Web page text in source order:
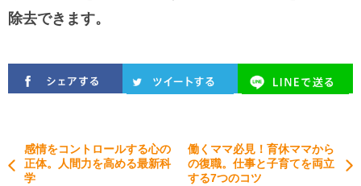
除去できます。
感情をコントロールする心の
正体。人間力を高める最新科
学
働くママ必見！育休ママから
の復職。仕事と子育てを両立
する7つのコツ